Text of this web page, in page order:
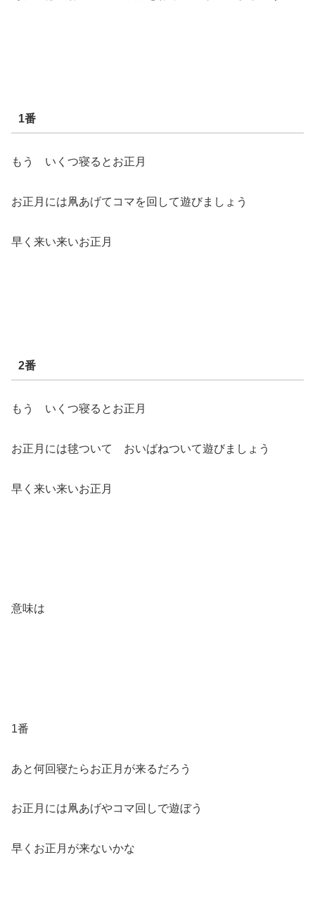
1番
もう いくつ寝るとお正月
お正月には凧あげてコマを回して遊びましょう
早く来い来いお正月
2番
もう いくつ寝るとお正月
お正月には毬ついて おいばねついて遊びましょう
早く来い来いお正月
意味は
1番
あと何回寝たらお正月が来るだろう
お正月には凧あげやコマ回しで遊ぼう
早くお正月が来ないかな